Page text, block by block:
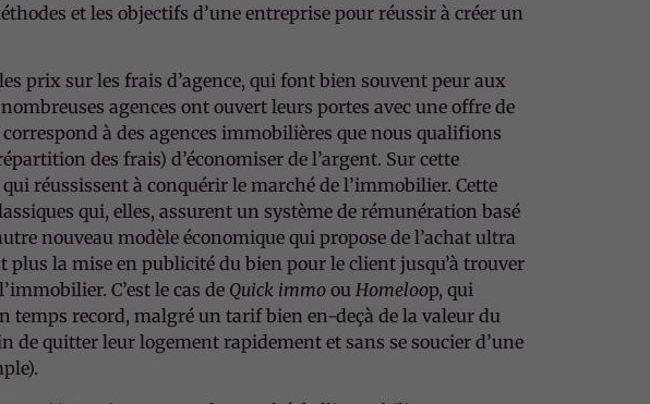
et les objectifs d’une entreprise pour réussir à créer un
prix sur les frais d’agence, qui font bien souvent peur aux
agences ont ouvert leurs portes avec une offre de
à des agences immobilières que nous qualifions
des frais) d’économiser de l’argent. Sur cette
qui réussissent à conquérir le marché de l’immobilier. Cette
qui, elles, assurent un système de rémunération basé
nouveau modèle économique qui propose de l’achat ultra
plus la mise en publicité du bien pour le client jusqu’à trouver
C’est le cas de Quick immo ou Homeloop, qui
temps record, malgré un tarif bien en-deçà de la valeur du
de quitter leur logement rapidement et sans se soucier d’une